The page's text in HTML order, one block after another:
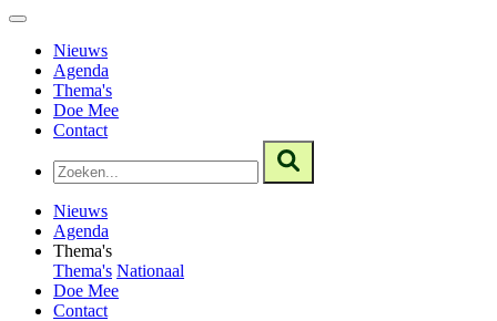
Nieuws
Agenda
Thema's
Doe Mee
Contact
Nieuws
Agenda
Thema's
Thema's Nationaal
Doe Mee
Contact